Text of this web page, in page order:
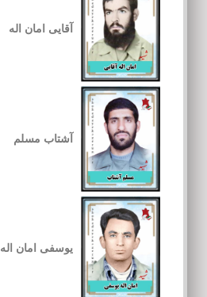
آقایی امان اله
آشتاب مسلم
یوسفی امان اله